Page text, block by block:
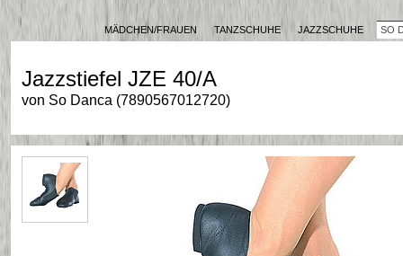
MÄDCHEN/FRAUEN TANZSCHUHE JAZZSCHUHE SO
Jazzstiefel JZE 40/A
von So Danca (7890567012720)